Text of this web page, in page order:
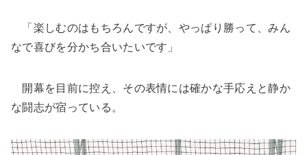
「楽しむのはもちろんですが、やっぱり勝って、みん
なで喜びを分かち合いたいです」
開幕を目前に控え、その表情には確かな手応えと静か
な闘志が宿っている。